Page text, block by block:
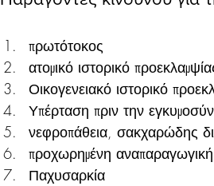
πρωτότοκος
ατομικό ιστορικό
Οικογενειακό ιστορικό
Υπέρταση πριν την
νεφροπάθεια, σακχαρώδης
προχωρημένη αναπαραγωγική
Παχυσαρκία